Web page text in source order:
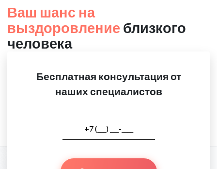
Ваш шанс на
выздоровление близкого
человека
Бесплатная консультация от
наших специалистов